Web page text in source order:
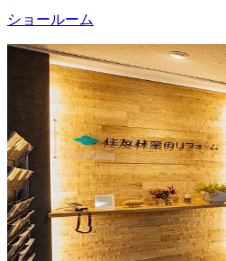
ショールーム